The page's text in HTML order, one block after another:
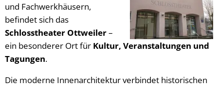
und Fachwerkhäusern,
befindet sich das
Schlosstheater Ottweiler–
ein besonderer Ort für Kultur, Veranstaltungen und
Tagungen.
Die moderne Innenarchitektur verbindet historischen